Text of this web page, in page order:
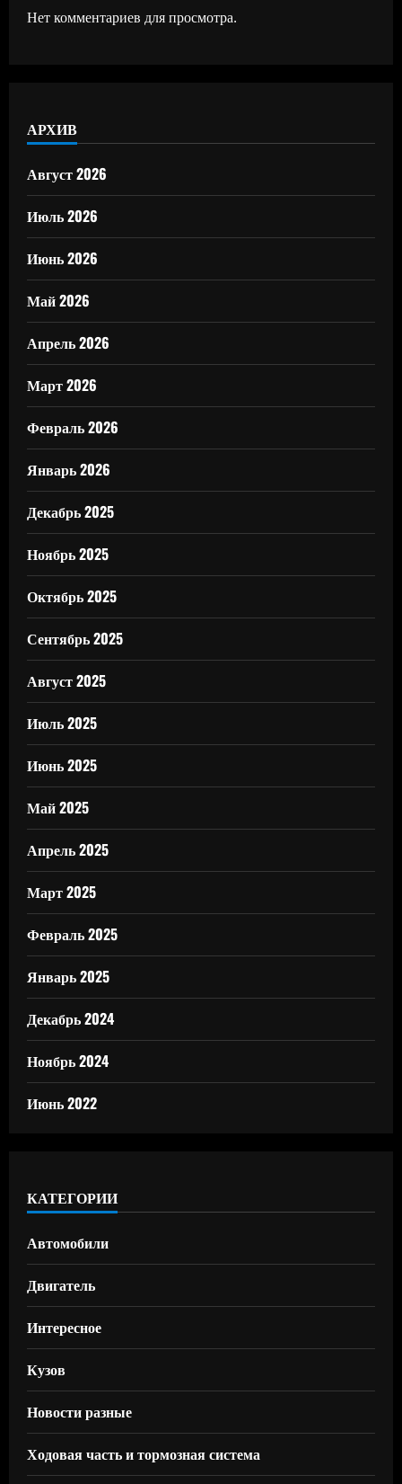
Нет комментариев для просмотра.
АРХИВ
Август 2026
Июль 2026
Июнь 2026
Май 2026
Апрель 2026
Март 2026
Февраль 2026
Январь 2026
Декабрь 2025
Ноябрь 2025
Октябрь 2025
Сентябрь 2025
Август 2025
Июль 2025
Июнь 2025
Май 2025
Апрель 2025
Март 2025
Февраль 2025
Январь 2025
Декабрь 2024
Ноябрь 2024
Июнь 2022
КАТЕГОРИИ
Автомобили
Двигатель
Интересное
Кузов
Новости разные
Ходовая часть и тормозная система